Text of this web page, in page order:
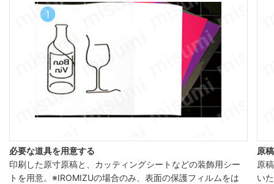
必要な道具を用意する
印刷した原寸原稿と、カッティングシートなどの装飾用シー
トを用意。※IROMIZUの場合のみ、表面の保護フィルムをは
原
原
い